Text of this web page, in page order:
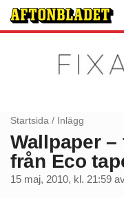
Startsida / Inlägg
Wallpaper
från Eco
15 maj, 2010, kl. 21:59